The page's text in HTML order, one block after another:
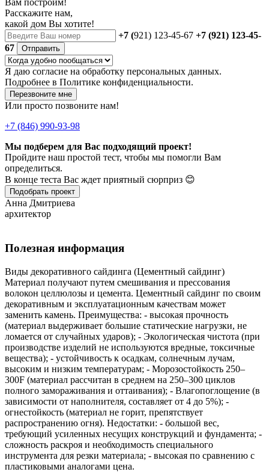
Вам построим!
Расскажите нам,
какой дом Вы хотите!
+7 (921) 123-45-67 +7 (921) 123-45-
67
Отправить
Я даю согласие на обработку персональных данных.
Подробнее в Политике конфиденциальности.
Перезвоните мне
Или просто позвоните нам!
+7 (846) 990-93-98
Мы подберем для Вас подходящий проект!
Пройдите наш простой тест, чтобы мы помогли Вам
определиться.
В конце теста Вас ждет приятный сюрприз 😊
Подобрать проект
Анна Дмитриева
архитектор
Полезная информация
Виды декоративного сайдинга (Цементный сайдинг)
Материал получают путем смешивания и прессования
волокон целлюлозы и цемента. Цементный сайдинг по своим
декоративным и эксплуатационным качествам может
заменить камень. Преимущества: - высокая прочность
(материал выдерживает большие статические нагрузки, не
ломается от случайных ударов); - Экологическая чистота (при
производстве изделий не используются вредные, токсичные
вещества); - устойчивость к осадкам, солнечным лучам,
высоким и низким температурам; - Морозостойкость 250–
300F (материал рассчитан в среднем на 250–300 циклов
полного замораживания и оттаивания); - Влагопоглощение (в
зависимости от наполнителя, составляет от 4 до 5%); -
огнестойкость (материал не горит, препятствует
распространению огня). Недостатки: - большой вес,
требующий усиленных несущих конструкций и фундамента; -
сложность раскроя и необходимость специального
инструмента для резки материала; - высокая по сравнению с
пластиковыми аналогами цена.